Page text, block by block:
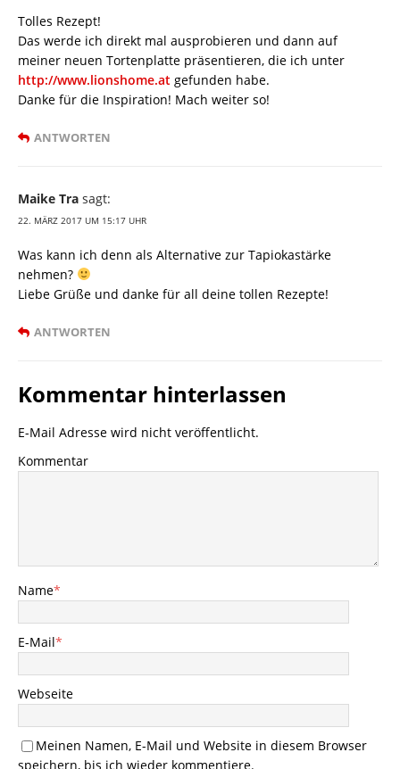
Tolles Rezept!
Das werde ich direkt mal ausprobieren und dann auf
meiner neuen Tortenplatte präsentieren, die ich unter
http://www.lionshome.at gefunden habe.
Danke für die Inspiration! Mach weiter so!
ANTWORTEN
Maike Tra sagt:
22. MÄRZ 2017 UM 15:17 UHR
Was kann ich denn als Alternative zur Tapiokastärke
nehmen?
Liebe Grüße und danke für all deine tollen Rezepte!
ANTWORTEN
Kommentar hinterlassen
E-Mail Adresse wird nicht veröffentlicht.
Kommentar
Name*
E-Mail*
Webseite
Meinen Namen, E-Mail und Website in diesem Browser
speichern, bis ich wieder kommentiere.